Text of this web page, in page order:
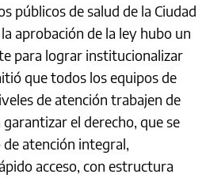
públicos de salud de la Ciudad
aprobación de la ley hubo un
para lograr institucionalizar
que todos los equipos de
de atención trabajen de
el derecho, que se
atención integral,
acceso, con estructura